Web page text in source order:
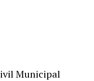
Municipal